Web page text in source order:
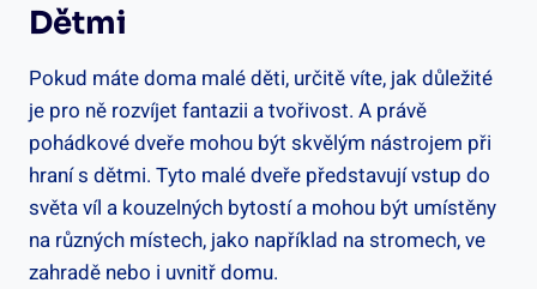
Dětmi
Pokud máte doma malé děti, určitě víte, jak důležité
je pro ně rozvíjet fantazii a tvořivost. A právě
pohádkové dveře mohou být skvělým nástrojem při
hraní s dětmi. Tyto malé dveře představují vstup do
světa víl a kouzelných bytostí a mohou být umístěny
na různých místech, jako například na stromech, ve
zahradě nebo i uvnitř domu.